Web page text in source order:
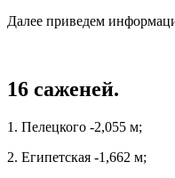
Далее приведем
16 саженей.
1. Пелецкого -2,055 м;
2. Египетская -1,662 м;